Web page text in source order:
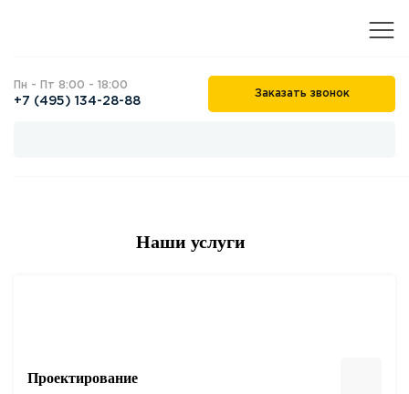
Пн - Пт 8:00 - 18:00
+7 (495) 134-28-88
Заказать звонок
Наши услуги
Проектирование